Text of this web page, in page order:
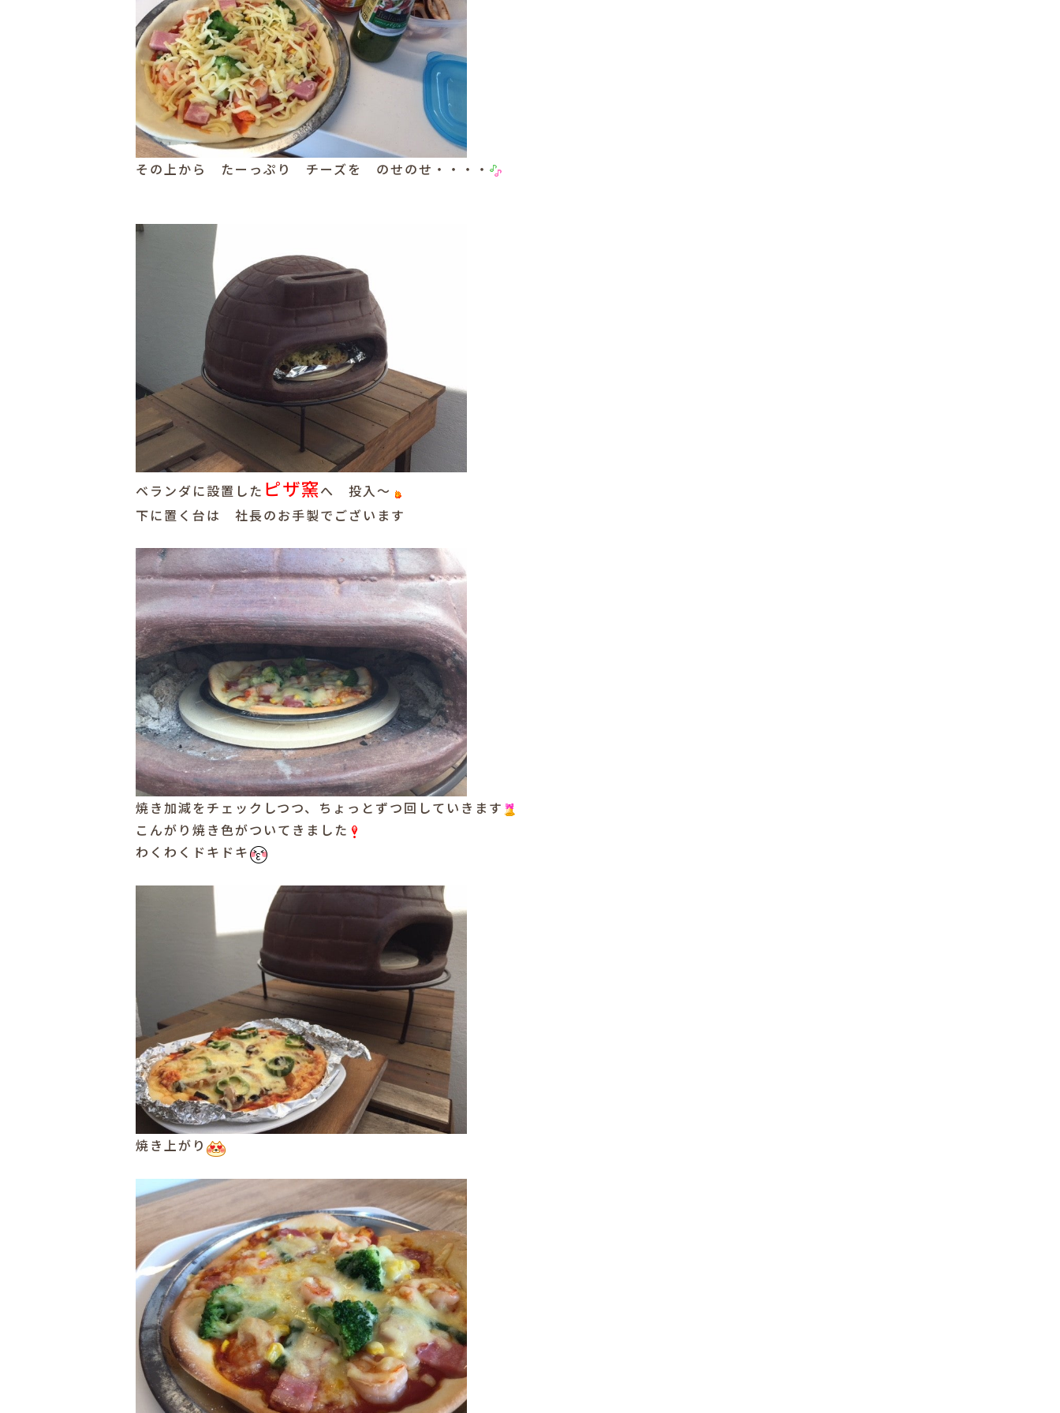
その上から たーっぷり チーズを のせのせ・・・・
ベランダに設置した ピザ窯へ 投入～
下に置く台は 社長のお手製でございます
焼き加減をチェックしつつ、ちょっとずつ回していきます
こんがり焼き色がついてきました
わくわくドキドキ
焼き上がり